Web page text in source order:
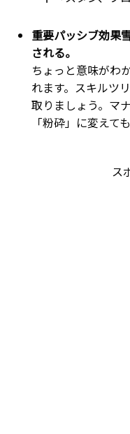
重要パッシブ効果
される。
ちょっと意味がわ
れます。スキルツ
取りましょう。マ
「粉砕」に変えて
ス